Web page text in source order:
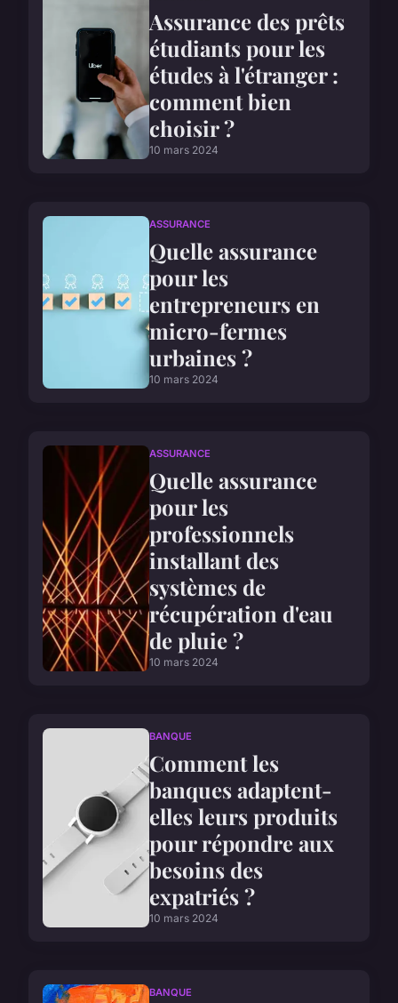
Assurance des prêts
étudiants pour les
études à l'étranger :
comment bien
choisir ?
10 mars 2024
ASSURANCE
Quelle assurance
pour les
entrepreneurs en
micro-fermes
urbaines ?
10 mars 2024
ASSURANCE
Quelle assurance
pour les
professionnels
installant des
systèmes de
récupération d'eau
de pluie ?
10 mars 2024
BANQUE
Comment les
banques adaptent-
elles leurs produits
pour répondre aux
besoins des
expatriés ?
10 mars 2024
BANQUE